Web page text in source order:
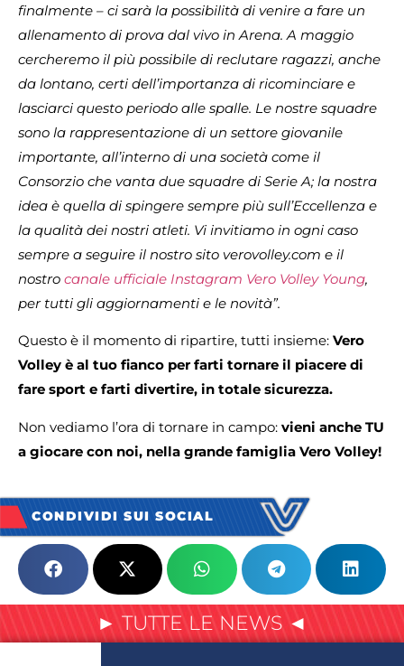
finalmente – ci sarà la possibilità di venire a fare un
allenamento di prova dal vivo in Arena. A maggio
cercheremo il più possibile di reclutare ragazzi, anche
da lontano, certi dell’importanza di ricominciare e
lasciarci questo periodo alle spalle. Le nostre squadre
sono la rappresentazione di un settore giovanile
importante, all’interno di una società come il
Consorzio che vanta due squadre di Serie A; la nostra
idea è quella di spingere sempre più sull’Eccellenza e
la qualità dei nostri atleti. Vi invitiamo in ogni caso
sempre a seguire il nostro sito verovolley.com e il
nostro canale ufficiale Instagram Vero Volley Young,
per tutti gli aggiornamenti e le novità”.
Questo è il momento di ripartire, tutti insieme: Vero
Volley è al tuo fianco per farti tornare il piacere di
fare sport e farti divertire, in totale sicurezza.
Non vediamo l’ora di tornare in campo: vieni anche TU
a giocare con noi, nella grande famiglia Vero Volley!
CONDIVIDI SUI SOCIAL
► TUTTE LE NEWS ◄